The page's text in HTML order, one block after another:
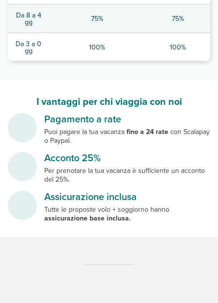
Da 8 a 4
gg 75% 75%
Da 3 a 0
gg 100% 100%
I vantaggi per chi viaggia con noi
Pagamento a rate
Puoi pagare la tua vacanza fino a 24 rate con Scalapay
o Paypal.
Acconto 25%
Per prenotare la tua vacanza è sufficiente un acconto
del 25%.
Assicurazione inclusa
Tutte le proposte volo + soggiorno hanno
assicurazione base inclusa.